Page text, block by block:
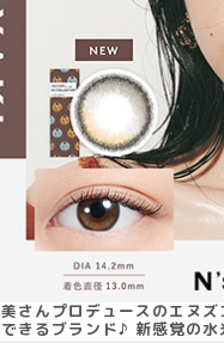
さんプロデュースのエヌ
きるブランド♪ 新感覚の水